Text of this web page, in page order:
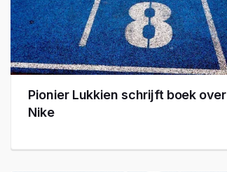
Pionier Lukkien schrijft boek over
Nike